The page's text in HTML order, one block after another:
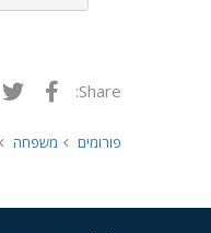
Share: פייסבוק
פורומים משפחה